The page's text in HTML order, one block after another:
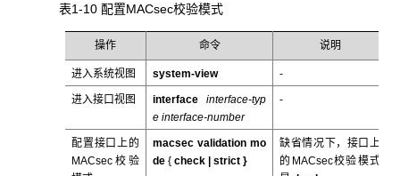
表1-10 配置MACsec校验模式
操作 命令 说明
进入系统视图 system-view -
进入接口视图 interface interface-typ
e interface-number
-
配置接口上的
MACsec校验
macsec validation mo
de{check |strict}
缺省情况下，接口上
的MACsec校验模式